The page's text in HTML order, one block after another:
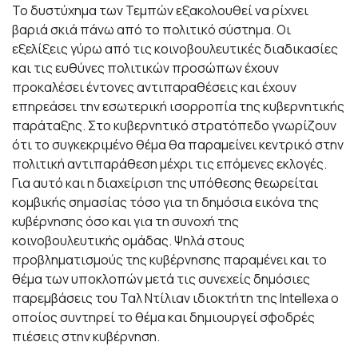
Το δυστύχημα των Τεμπών εξακολουθεί να ρίχνει
βαριά σκιά πάνω από το πολιτικό σύστημα. Οι
εξελίξεις γύρω από τις κοινοβουλευτικές διαδικασίες
και τις ευθύνες πολιτικών προσώπων έχουν
προκαλέσει έντονες αντιπαραθέσεις και έχουν
επηρεάσει την εσωτερική ισορροπία της κυβερνητικής
παράταξης. Στο κυβερνητικό στρατόπεδο γνωρίζουν
ότι το συγκεκριμένο θέμα θα παραμείνει κεντρικό στην
πολιτική αντιπαράθεση μέχρι τις επόμενες εκλογές.
Για αυτό και η διαχείριση της υπόθεσης θεωρείται
κομβικής σημασίας τόσο για τη δημόσια εικόνα της
κυβέρνησης όσο και για τη συνοχή της
κοινοβουλευτικής ομάδας. Ψηλά στους
προβληματισμούς της κυβέρνησης παραμένει και το
θέμα των υποκλοπών μετά τις συνεχείς δημόσιες
παρεμβάσεις του Ταλ Ντίλιαν ιδιοκτήτη της Intellexa ο
οποίος συντηρεί το θέμα και δημιουργεί σφοδρές
πιέσεις στην κυβέρνηση.